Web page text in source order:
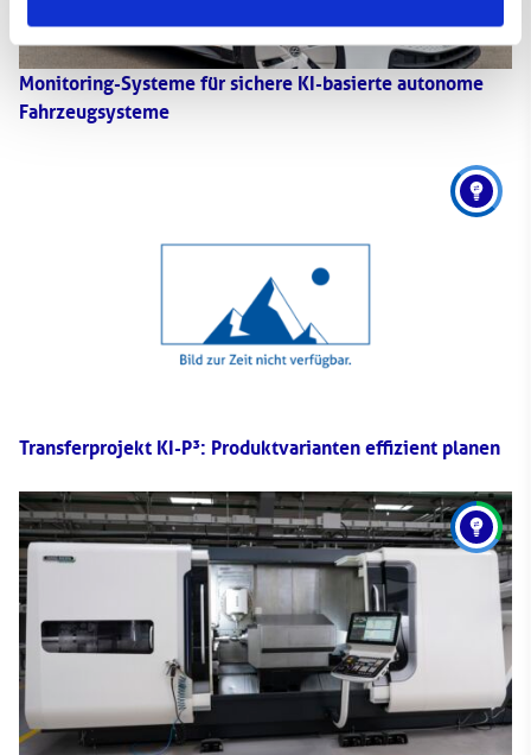
Monitoring-Systeme für sichere KI-basierte autonome
Fahrzeugsysteme
Transferprojekt KI-P³: Produktvarianten effizient planen